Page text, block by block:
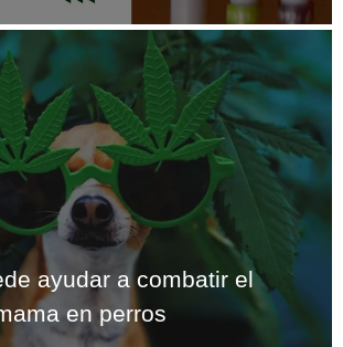
ayudar a combatir el
en perros